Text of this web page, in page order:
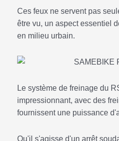
Ces feux ne servent pas
être vu, un aspect essentiel
en milieu urbain.
Le système de freinage du
impressionnant, avec des
fournissent une puissance
Qu'il s'agisse d'un arrêt